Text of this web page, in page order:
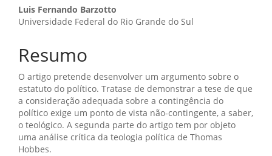
Conteúdo
do
artigo
principal
Luis Fernando Barzotto
Universidade Federal do Rio Grande do Sul
Resumo
O artigo pretende desenvolver um argumento sobre o
estatuto do político. Tratase de demonstrar a tese de que
a consideração adequada sobre a contingência do
político exige um ponto de vista não-contingente, a saber,
o teológico. A segunda parte do artigo tem por objeto
uma análise crítica da teologia política de Thomas
Hobbes.